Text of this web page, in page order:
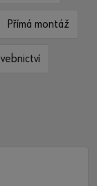
Přímá montáž